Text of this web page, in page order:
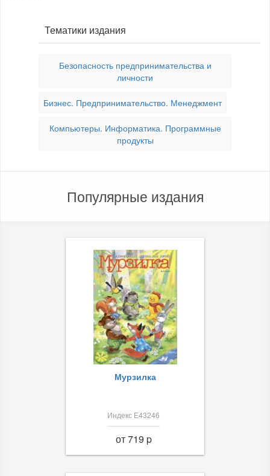
Тематики издания
Безопасность предпринимательства и
личности
Бизнес. Предпринимательство. Менеджмент
Компьютеры. Информатика. Программные
продукты
Популярные издания
Мурзилка
Индекс Е43246
от 719 p